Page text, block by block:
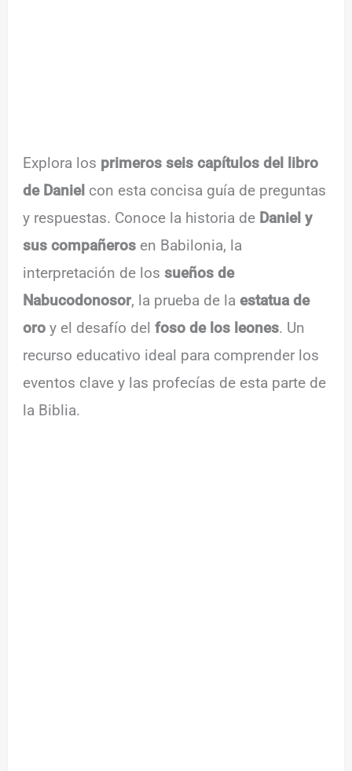
Explora los primeros seis capítulos del libro
de Daniel con esta concisa guía de preguntas
y respuestas. Conoce la historia de Daniel y
sus compañeros en Babilonia, la
interpretación de lossueños de
Nabucodonosor, la prueba de laestatua de
oro y el desafío delfoso de los leones. Un
recurso educativo ideal para comprender los
eventos clave y las profecías de esta parte de
la Biblia.